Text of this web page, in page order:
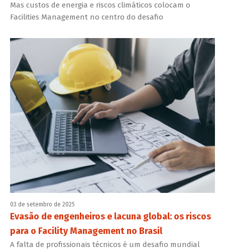
Mas custos de energia e riscos climáticos colocam o
Facilities Management no centro do desafio
03 de setembro de 2025
Evasão de engenheiros e lacuna global: os riscos
para o Facility Management no Brasil
A falta de profissionais técnicos é um desafio mundial